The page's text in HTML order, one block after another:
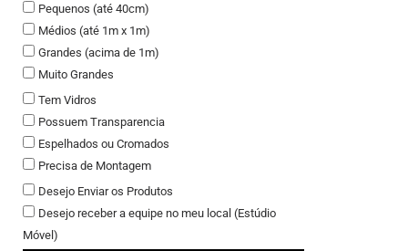
Pequenos (até 40cm)
Médios (até 1m x 1m)
Grandes (acima de 1m)
Muito Grandes
Tem Vidros
Possuem Transparencia
Espelhados ou Cromados
Precisa de Montagem
Desejo Enviar os Produtos
Desejo receber a equipe no meu local (Estúdio
Móvel)